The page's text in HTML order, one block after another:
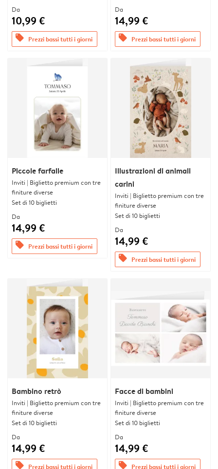
Da
10,99 €
offers Prezzi bassi tutti i giorni
Da
14,99 €
offers Prezzi bassi tutti i giorni
Piccole farfalle
Inviti | Biglietto premium con tre
finiture diverse
Set di 10 biglietti
Da
14,99 €
offers Prezzi bassi tutti i giorni
Illustrazioni di animali
carini
Inviti | Biglietto premium con tre
finiture diverse
Set di 10 biglietti
Da
14,99 €
offers Prezzi bassi tutti i giorni
Bambino retrò
Inviti | Biglietto premium con tre
finiture diverse
Set di 10 biglietti
Da
14,99 €
offers Prezzi bassi tutti i giorni
Facce di bambini
Inviti | Biglietto premium con tre
finiture diverse
Set di 10 biglietti
Da
14,99 €
offers Prezzi bassi tutti i giorni